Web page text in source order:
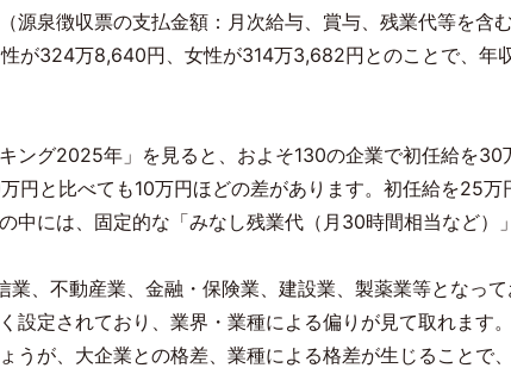
源泉徴収票の支払金額：月次給与、賞与、残業代等を含
が324万8,640円、女性が314万3,682円とのことで、年
ング2025年」を見ると、およそ130の企業で初任給を30
万円と比べても10万円ほどの差があります。初任給を25万
中には、固定的な「みなし残業代（月 30時間相当など）
、不動産業、金融・保険業、建設業、製薬業等となっ
定されており、業界・業種による偏りが見て取れます。
うが、大企業との格差、業種による格差が生じることで